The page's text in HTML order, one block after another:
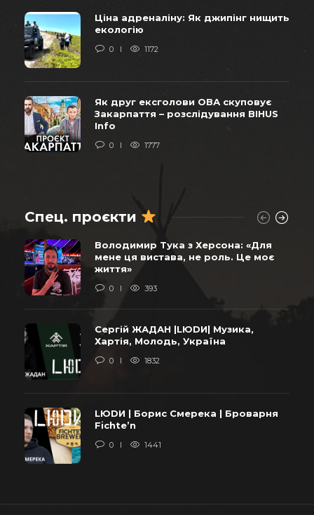
Ціна адреналіну: Як джипінг нищить
екологію
0 1172
Як друг ексголови ОВА скуповує
Закарпаття – розслідування BIHUS
Info
0 1777
Спец. проєкти
Володимир Тука з Херсона: «Для
мене ця вистава, не роль. Це моє
життя»
0 393
Сергій ЖАДАН |LЮDИ| Музика,
Хартія, Молодь, Україна
0 1832
LЮDИ | Борис Смерека | Броварня
Fichte’n
0 1441